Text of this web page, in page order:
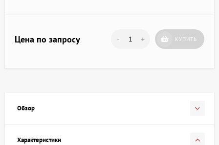
Цена по запросу - + КУПИТЬ
Обзор
Характеристики